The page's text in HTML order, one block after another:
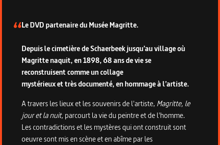
Le DVD partenaire du Musée Magritte.
Depuis le cimetière de Schaerbeek jusqu’au village où
Magritte naquit, en 1898, 68 ans de vie se
reconstruisent comme un collage
mystérieux et très documenté, en hommage à l’artiste.
A travers les lieux et les souvenirs de l'artiste, Magritte, le
jour et la nuit, parcourt la vie du peintre et de l'homme.
Les contradictions et les mystères qui ont construit sont
oeuvre sont mis en scène et en abîme par les